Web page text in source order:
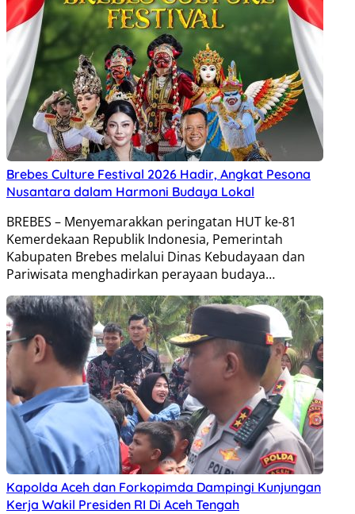
Brebes Culture Festival 2026 Hadir, Angkat Pesona
Nusantara dalam Harmoni Budaya Lokal
BREBES – Menyemarakkan peringatan HUT ke-81
Kemerdekaan Republik Indonesia, Pemerintah
Kabupaten Brebes melalui Dinas Kebudayaan dan
Pariwisata menghadirkan perayaan budaya…
Kapolda Aceh dan Forkopimda Dampingi Kunjungan
Kerja Wakil Presiden RI Di Aceh Tengah